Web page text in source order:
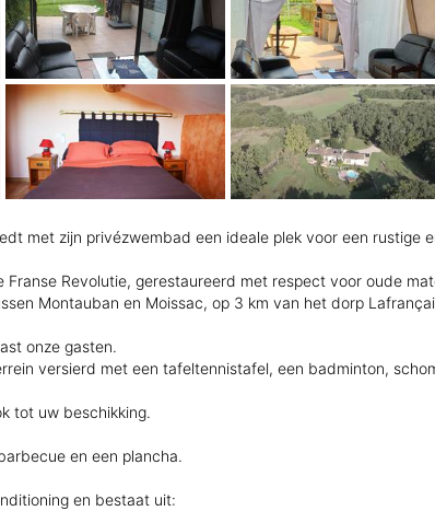
met zijn privézwembad een ideale plek voor een rustige
Franse Revolutie, gerestaureerd met respect voor oude
Montauban en Moissac, op 3 km van het dorp
onze gasten.
versierd met een tafeltennistafel, een badminton,
tot uw beschikking.
en een plancha.
en bestaat uit: